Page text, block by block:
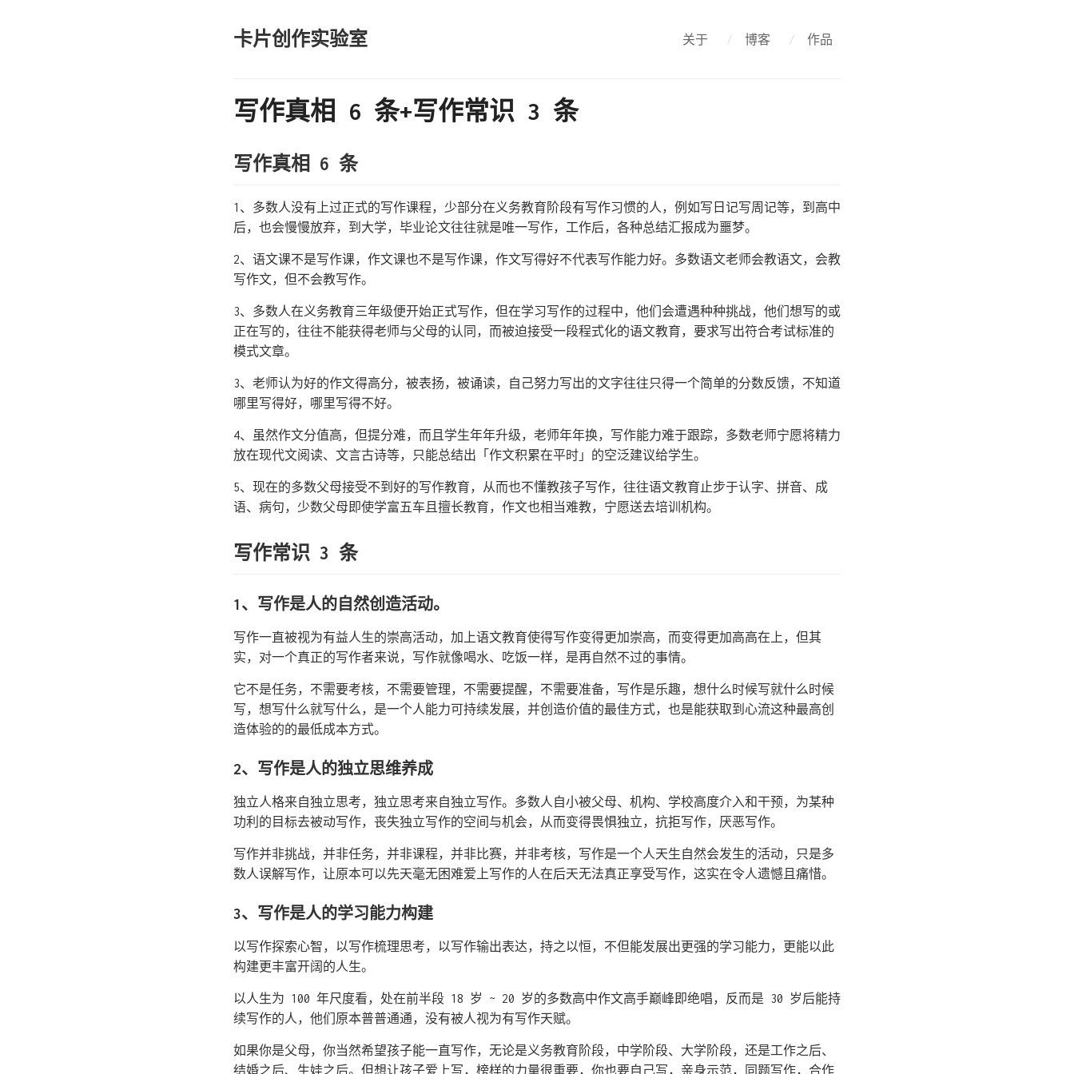
卡片创作实验室 关于 / 博客 / 作品
写作真相 6 条+写作常识 3 条
写作真相 6 条
1、多数人没有上过正式的写作课程，少部分在义务教育阶段有写作习惯的人，例如写日记写周记等，到高中
后，也会慢慢放弃，到大学，毕业论文往往就是唯一写作，工作后，各种总结汇报成为噩梦。
2、语文课不是写作课，作文课也不是写作课，作文写得好不代表写作能力好。多数语文老师会教语文，会教
写作文，但不会教写作。
3、多数人在义务教育三年级便开始正式写作，但在学习写作的过程中，他们会遭遇种种挑战，他们想写的或
正在写的，往往不能获得老师与父母的认同，而被迫接受一段程式化的语文教育，要求写出符合考试标准的
模式文章。
3、老师认为好的作文得高分，被表扬，被诵读，自己努力写出的文字往往只得一个简单的分数反馈，不知道
哪里写得好，哪里写得不好。
4、虽然作文分值高，但提分难，而且学生年年升级，老师年年换，写作能力难于跟踪，多数老师宁愿将精力
放在现代文阅读、文言古诗等，只能总结出「作文积累在平时」的空泛建议给学生。
5、现在的多数父母接受不到好的写作教育，从而也不懂教孩子写作，往往语文教育止步于认字、拼音、成
语、病句，少数父母即使学富五车且擅长教育，作文也相当难教，宁愿送去培训机构。
写作常识 3 条
1、写作是人的自然创造活动。
写作一直被视为有益人生的崇高活动，加上语文教育使得写作变得更加崇高，而变得更加高高在上，但其
实，对一个真正的写作者来说，写作就像喝水、吃饭一样，是再自然不过的事情。
它不是任务，不需要考核，不需要管理，不需要提醒，不需要准备，写作是乐趣，想什么时候写就什么时候
写，想写什么就写什么，是一个人能力可持续发展，并创造价值的最佳方式，也是能获取到心流这种最高创
造体验的的最低成本方式。
2、写作是人的独立思维养成
独立人格来自独立思考，独立思考来自独立写作。多数人自小被父母、机构、学校高度介入和干预，为某种
功利的目标去被动写作，丧失独立写作的空间与机会，从而变得畏惧独立，抗拒写作，厌恶写作。
写作并非挑战，并非任务，并非课程，并非比赛，并非考核，写作是一个人天生自然会发生的活动，只是多
数人误解写作，让原本可以先天毫无困难爱上写作的人在后天无法真正享受写作，这实在令人遗憾且痛惜。
3、写作是人的学习能力构建
以写作探索心智，以写作梳理思考，以写作输出表达，持之以恒，不但能发展出更强的学习能力，更能以此
构建更丰富开阔的人生。
以人生为 100 年尺度看，处在前半段 18 岁 ~ 20 岁的多数高中作文高手巅峰即绝唱，反而是 30 岁后能持
续写作的人，他们原本普普通通，没有被人视为有写作天赋。
如果你是父母，你当然希望孩子能一直写作，无论是义务教育阶段，中学阶段、大学阶段，还是工作之后、
结婚之后、生娃之后。但想让孩子爱上写，榜样的力量很重要，你也要自己写，亲身示范，同题写作，合作